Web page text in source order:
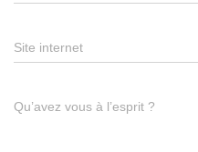
Site internet
Qu’avez vous à l’esprit ?